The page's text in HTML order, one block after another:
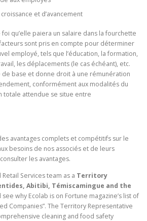
et d’avancement
qu’elle paiera un salaire dans la fourchette
sont pris en compte pour déterminer
employé, tels que l’éducation, la formation,
les déplacements (le cas échéant), etc.
base et donne droit à une rémunération
conformément aux modalités du
totale attendue se situe entre
avantages complets et compétitifs sur le
besoins de nos associés et de leurs
les avantages.
Retail Services team as a Territory
Abitibi, Témiscamingue and the
see why Ecolab is on Fortune magazine’s list of
Companies”. The Territory Representative
cleaning and food safety